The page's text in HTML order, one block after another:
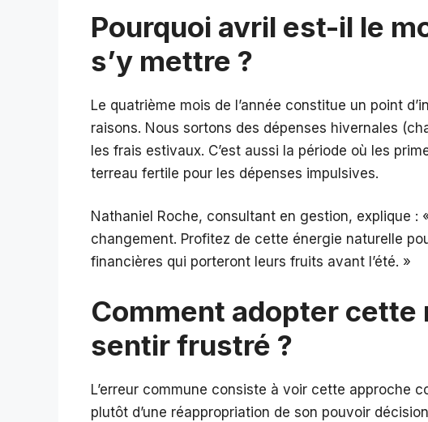
Pourquoi avril est-il le
s’y mettre ?
Le quatrième mois de l’année constitue un point
raisons. Nous sortons des dépenses hivernales
les frais estivaux. C’est aussi la période où les
terreau fertile pour les dépenses impulsives.
Nathaniel Roche, consultant en gestion, explique
changement. Profitez de cette énergie naturelle
financières qui porteront leurs fruits avant l’été. »
Comment adopter cette
sentir frustré ?
L’erreur commune consiste à voir cette approche
plutôt d’une réappropriation de son pouvoir